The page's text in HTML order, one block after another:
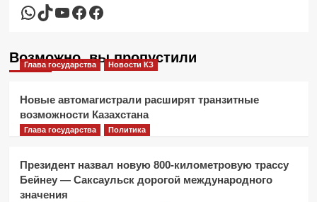
WhatsApp
TikTok
YouTube
Facebook
Facebook
Возможно, вы пропустили
Глава государства Новости КЗ
Новые автомагистрали расширят транзитные
возможности Казахстана
Глава государства Политика
Президент назвал новую 800-километровую трассу
Бейнеу — Саксаульск дорогой международного
значения